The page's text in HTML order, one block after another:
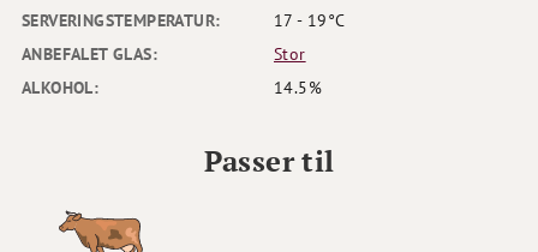
SERVERINGSTEMPERATUR:
17 - 19°C
ANBEFALET GLAS:
Stor
ALKOHOL:
14.5%
Passer til